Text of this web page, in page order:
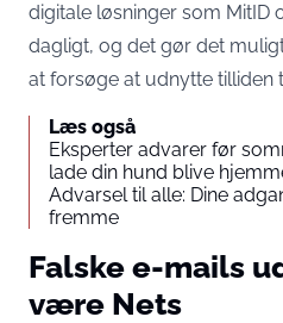
digitale løsninger som MitID
dagligt, og det gør det
at forsøge at udnytte tilliden
Læs også
Eksperter advarer før
lade din hund blive
Advarsel til alle: Dine
fremme
Falske e-mails
være Nets